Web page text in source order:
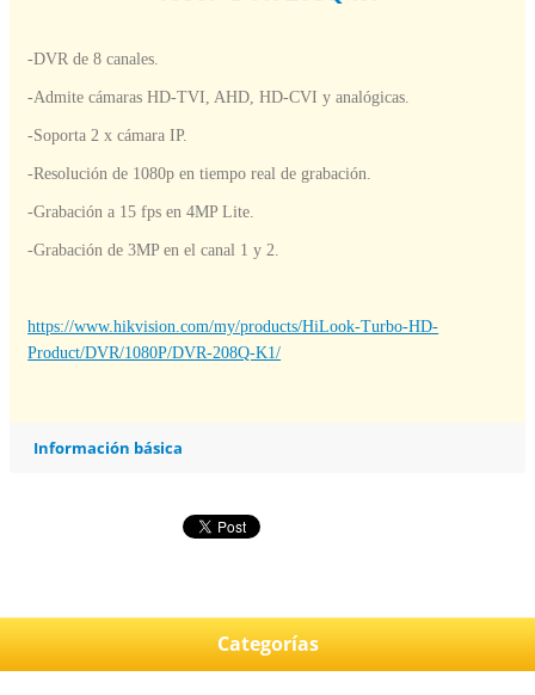
-DVR de 8 canales.
-Admite cámaras HD-TVI, AHD, HD-CVI y analógicas.
-Soporta 2 x cámara IP.
-Resolución de 1080p en tiempo real de grabación.
-Grabación a 15 fps en 4MP Lite.
-Grabación de 3MP en el canal 1 y 2.
https://www.hikvision.com/my/products/HiLook-Turbo-HD-
Product/DVR/1080P/DVR-208Q-K1/
Información básica
Categorías